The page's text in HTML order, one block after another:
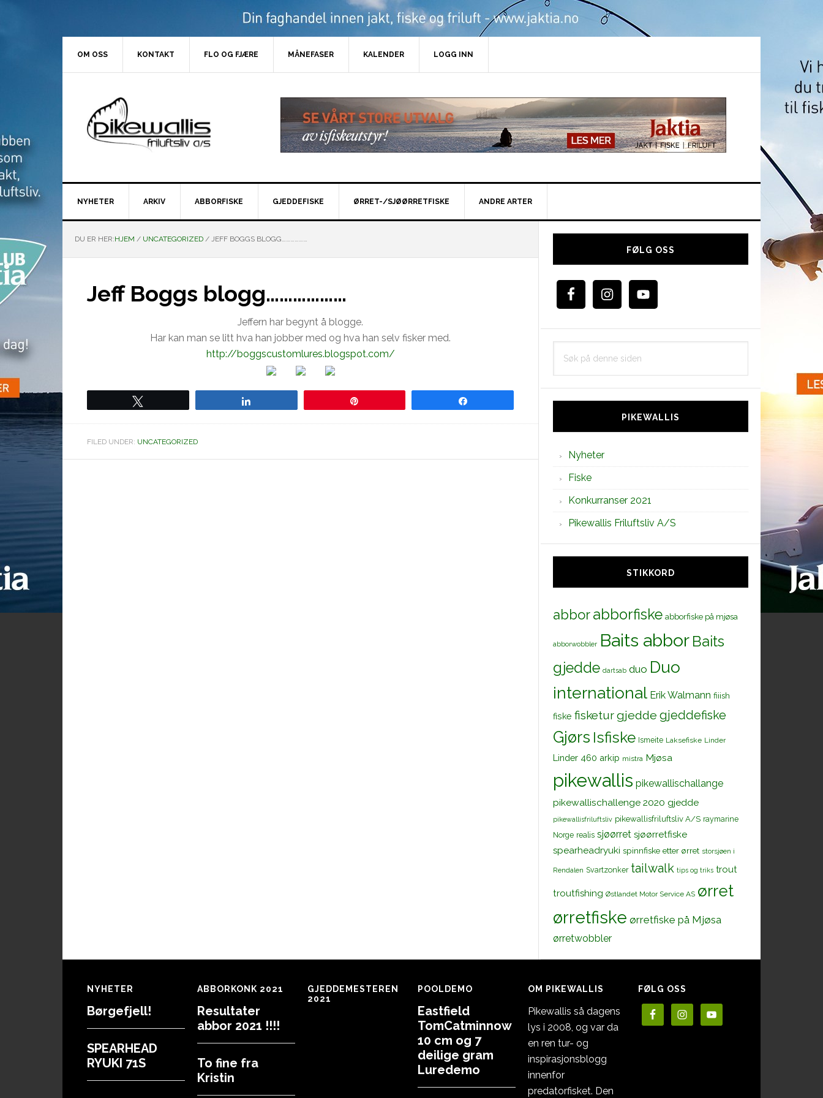
OM OSS KONTAKT FLO OG FJÆRE MÅNEFASER KALENDER LOGG INN
NYHETER ARKIV ABBORFISKE GJEDDEFISKE ØRRET-/SJØØRRETFISKE ANDRE ARTER
DU ER HER:HJEM / UNCATEGORIZED / JEFF BOGGS BLOGG………………
Jeff Boggs blogg………………
Jeffern har begynt å blogge.
Har kan man se litt hva han jobber med og hva han selv fisker med.
http://boggscustomlures.blogspot.com/
FILED UNDER: UNCATEGORIZED
Hoved
FØLG OSS
PIKEWALLIS
Nyheter
Fiske
Konkurranser 2021
Pikewallis Friluftsliv A/S
STIKKORD
abborabborfiske abborfiske på mjøsa
abborwobbler Baits abbor Baits
gjedde dartsab duo Duo
international Erik Walmann fiiish
fiske fisketurgjedde gjeddefiske
Gjørs Isfiske Ismeite Laksefiske Linder
Linder 460 arkip mistra Mjøsa
pikewallis pikewallischallange
pikewallischallenge 2020 gjedde
pikewallisfriluftsliv pikewallisfriluftsliv A/S raymarine
Norge realis sjøørret sjøørretfiske
spearheadryuki spinnfiske etter ørret storsjøen i
Rendalen Svartzonker tailwalk tips og triks trout
troutfishing Østlandet Motor Service AS ørret
ørretfiske ørretfiske på Mjøsa
ørretwobbler
Footer
NYHETER
Børgefjell!
SPEARHEAD
RYUKI 71S
ABBORKONK 2021
Resultater
abbor 2021 !!!!
To fine fra
Kristin
GJEDDEMESTEREN
2021
POOLDEMO
Eastfield
TomCatminnow
10 cm og 7
deilige gram
Luredemo
OM PIKEWALLIS
Pikewallis så dagens
lys i 2008, og var da
en ren tur- og
inspirasjonsblogg
innenfor
predatorfisket. Den
FØLG OSS